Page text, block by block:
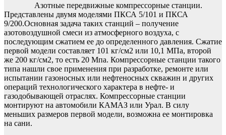
Азотные передвижные компрессорные станции.
Представлены двумя моделями ПКСА 5/101 и ПКСА
9/200.Основная задача таких станций – получение
азотовоздушной смеси из атмосферного воздуха, с
последующим сжатием ее до определенного давления. Сжатие
первой модели составляет 101 кг/см2 или 10,1 МПа, второй
же 200 кг/см2, то есть 20 Мпа. Компрессорные станции такого
типа нашли свое применения при разработке, ремонте или
испытании газоносных или нефтеносных скважин и других
операций технологического характера в нефте- и
газодобывающей отраслях. Компрессорные станции
монтируют на автомобили КАМАЗ или Урал. В силу
меньших размеров первой модели, возможна ее монтировка
на сани.